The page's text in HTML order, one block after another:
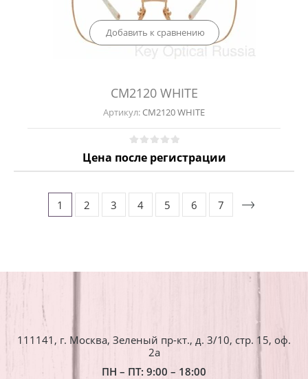
Добавить к сравнению
CM2120 WHITE
Артикул:CM2120 WHITE
Цена после регистрации
1 2 3 4 5 6 7
111141, г. Москва, Зеленый пр-кт., д. 3/10, стр. 15, оф.
2a
ПН – ПТ: 9:00 – 18:00